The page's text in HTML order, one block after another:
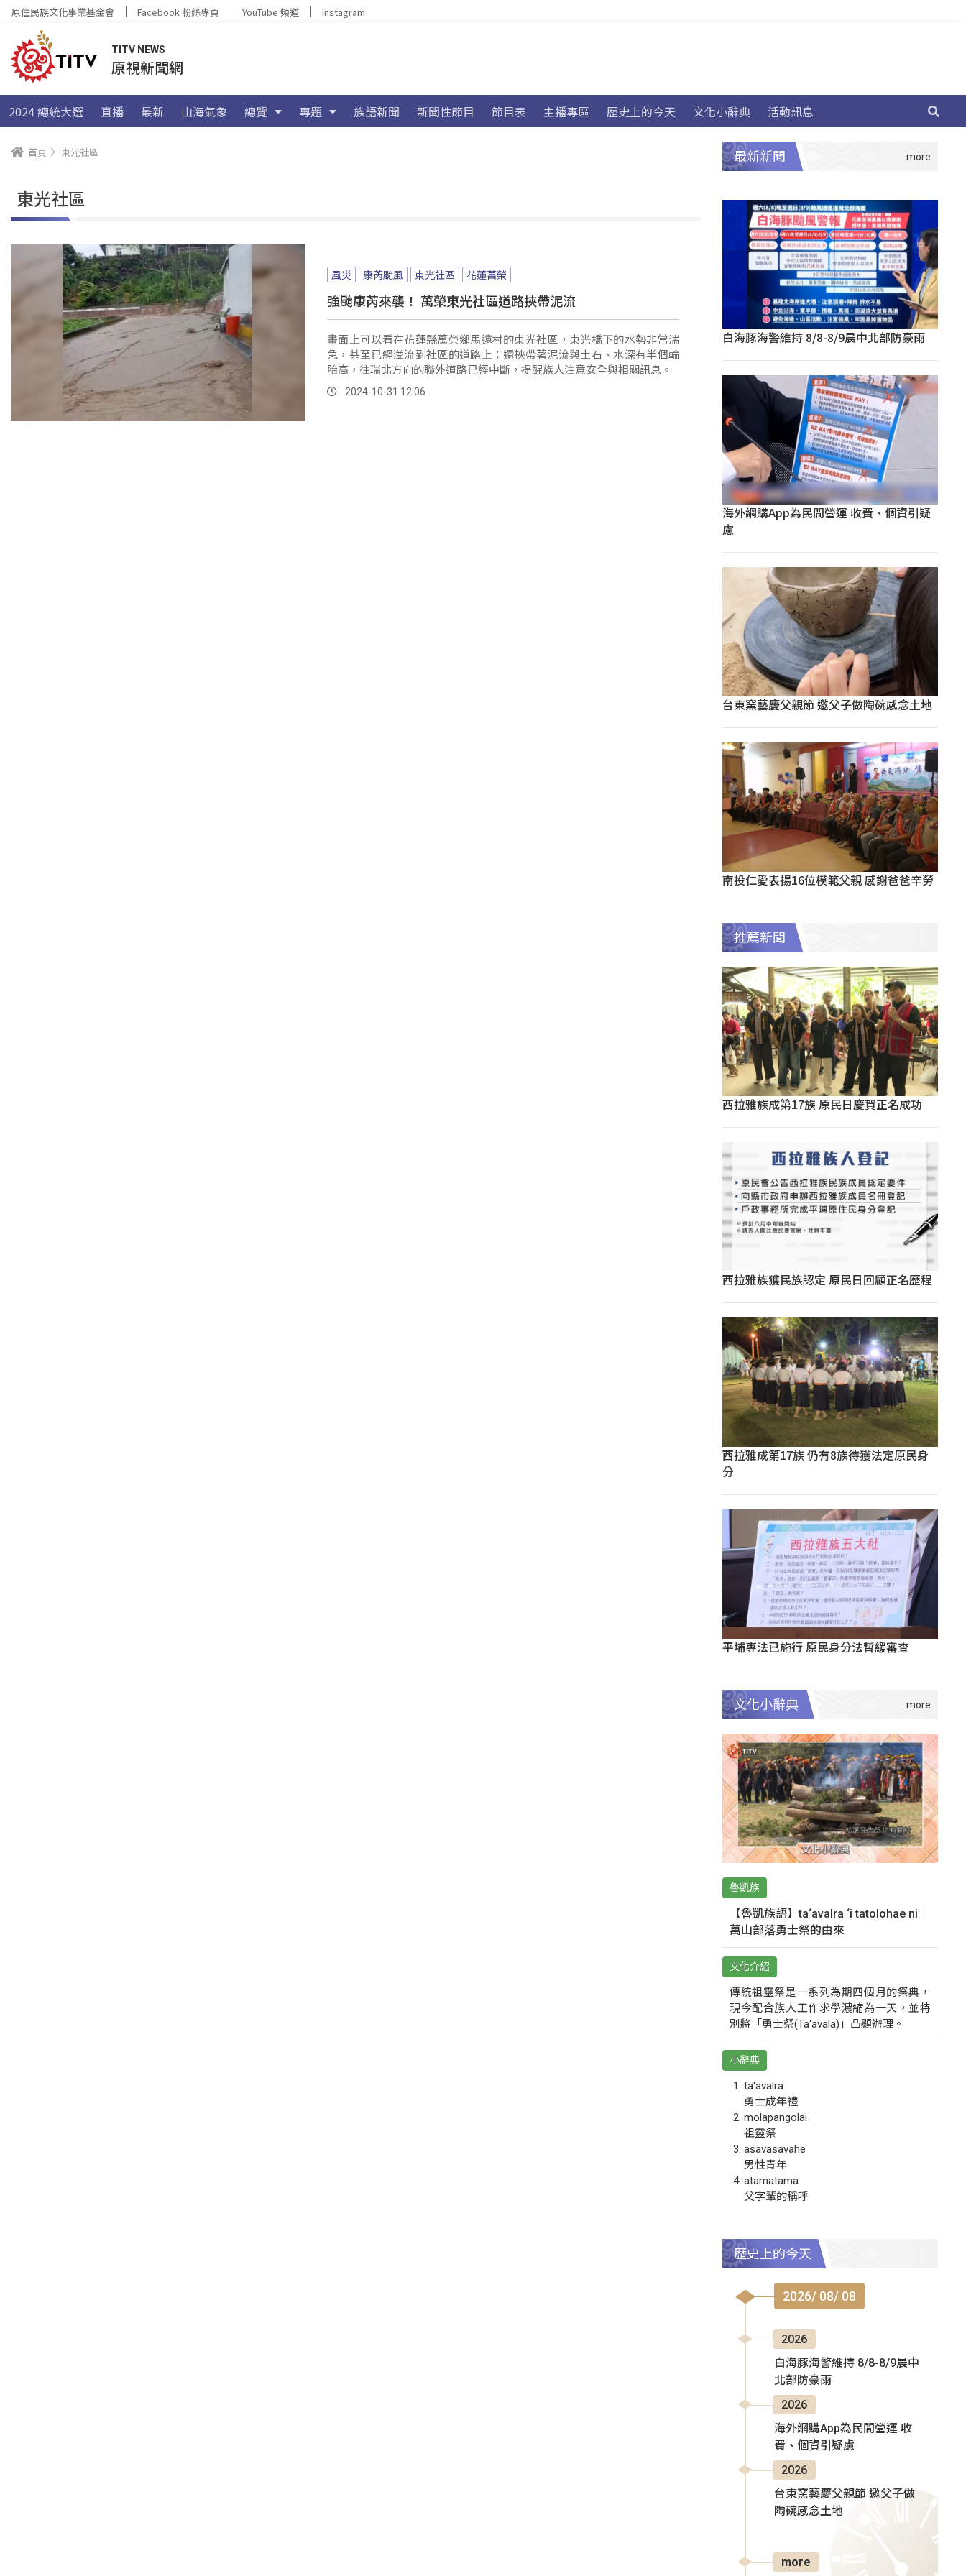
原住民族文化事業基金會 Facebook 粉絲專頁 YouTube 頻道 Instagram
TITV NEWS
原視新聞網
2024 總統大選 直播 最新 山海氣象 總覽 專題 族語新聞 新聞性節目 節目表 主播專區 歷史上的今天 文化小辭典 活動訊息
首頁 東光社區
東光社區
風災 康芮颱風 東光社區 花蓮萬榮
強颱康芮來襲！ 萬榮東光社區道路挾帶泥流
畫面上可以看在花蓮縣萬榮鄉馬遠村的東光社區，東光橋下的水勢非常湍
急，甚至已經溢流到社區的道路上；還挾帶著泥流與土石、水深有半個輪
胎高，往瑞北方向的聯外道路已經中斷，提醒族人注意安全與相關訊息。
2024-10-31 12:06
最新新聞
白海豚海警維持 8/8-8/9晨中北部防豪雨
海外網購App為民間營運 收費、個資引疑
慮
台東窯藝慶父親節 邀父子做陶碗感念土地
南投仁愛表揚16位模範父親 感謝爸爸辛勞
推薦新聞
西拉雅族成第17族 原民日慶賀正名成功
西拉雅族獲民族認定 原民日回顧正名歷程
西拉雅成第17族 仍有8族待獲法定原民身
分
平埔專法已施行 原民身分法暫緩審查
文化小辭典
魯凱族
【魯凱族語】ta‘avalra ‘i tatolohae ni｜
萬山部落勇士祭的由來
文化介紹
傳統祖靈祭是一系列為期四個月的祭典，
現今配合族人工作求學濃縮為一天，並特
別將「勇士祭(Ta‘avala)」凸顯辦理。
小辭典
ta‘avalra
勇士成年禮
molapangolai
祖靈祭
asavasavahe
男性青年
atamatama
父字輩的稱呼
歷史上的今天
2026/ 08/ 08
2026
白海豚海警維持 8/8-8/9晨中
北部防豪雨
2026
海外網購App為民間營運 收
費、個資引疑慮
2026
台東窯藝慶父親節 邀父子做
陶碗感念土地
more